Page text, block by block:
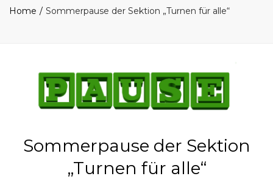
Home Sommerpause der Sektion „Turnen für alle“
Sommerpause der Sektion
„Turnen für alle“